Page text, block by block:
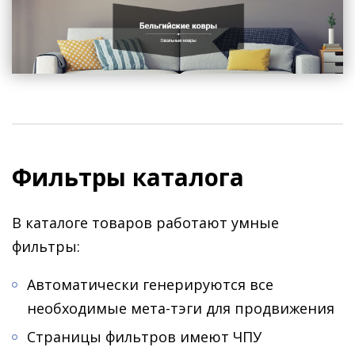
Фильтры каталога
В каталоге товаров работают умные
фильтры:
Автоматически генерируются все
необходимые мета-тэги для продвижения
Страницы фильтров имеют ЧПУ